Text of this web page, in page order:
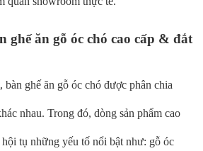
ghế ăn gỗ óc chó cao cấp & đắt
ghế ăn gỗ óc chó được phân chia
nhau. Trong đó, dòng sản phẩm cao
tụ những yếu tố nổi bật như: gỗ óc